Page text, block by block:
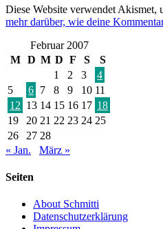
Diese Website verwendet Akismet,
mehr darüber, wie deine
Februar 2007
M D M D F S
S
1
2 3
4
5
6 7 8 9 10 11
12 13 14 15 16 17 18
19
20 21 22 23 24 25
26
27 28
« Jan.
März »
Seiten
About Schmitti
Datenschutzerklärung